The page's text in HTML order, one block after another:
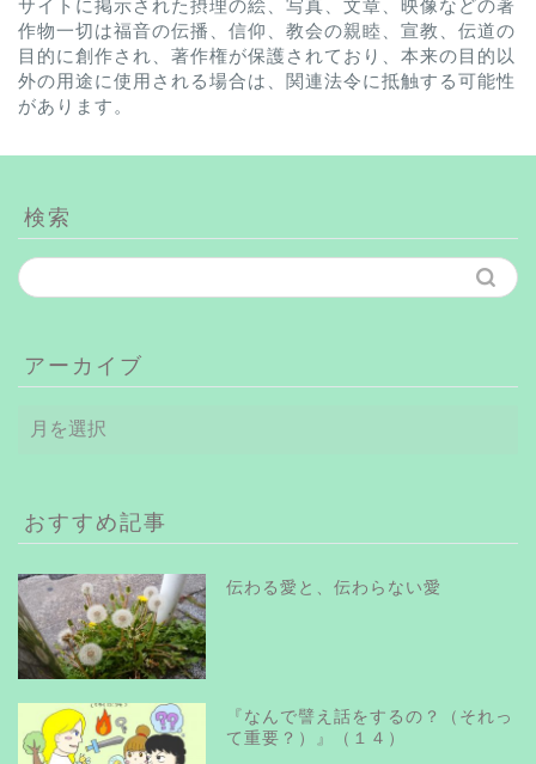
サイトに掲示された摂理の絵、写真、文章、映像などの著
作物一切は福音の伝播、信仰、教会の親睦、宣教、伝道の
目的に創作され、著作権が保護されており、本来の目的以
外の用途に使用される場合は、関連法令に抵触する可能性
があります。
検索
アーカイブ
ー
ブ
おすすめ記事
伝わる愛と、伝わらない愛
『なんで譬え話をするの？（それっ
て重要？）』（１４）